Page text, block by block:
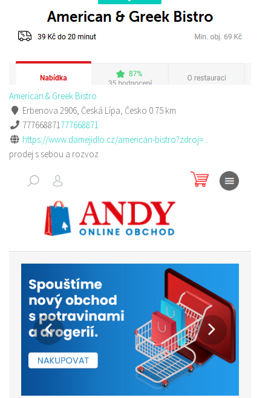
American & Greek Bistro
Erbenova 2906, Česká Lípa, Česko 0.75 km
777668871777668871
https://www.damejidlo.cz/american-bistro?zdroj=...
prodej s sebou a rozvoz